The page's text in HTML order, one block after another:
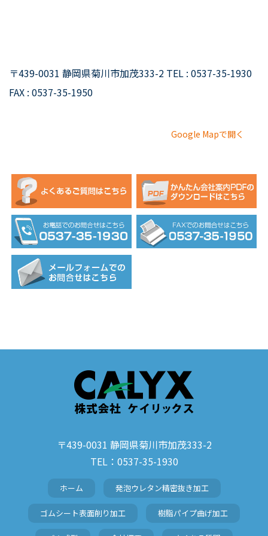
〒439-0031 静岡県菊川市加茂333-2 TEL : 0537-35-1930
FAX : 0537-35-1950
Google Mapで開く
〒439-0031 静岡県菊川市加茂333-2
TEL：0537-35-1930
ホーム 発泡ウレタン精密抜き加工
ゴムシート表面削り加工 樹脂パイプ曲げ加工